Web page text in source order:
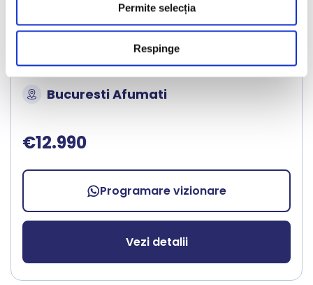
Permite selecția
Respinge
Volkswagen Tiguan
2017 199229 km Diesel 150 HP Automata 4x4
Bucuresti Afumati
€12.990
Programare vizionare
Vezi detalii